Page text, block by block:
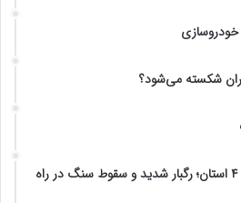
شکسته می‌شود؟
هشدار نارنجی هواشناسی برای ۴ استان؛ رگبار شدید و سقوط سنگ در راه